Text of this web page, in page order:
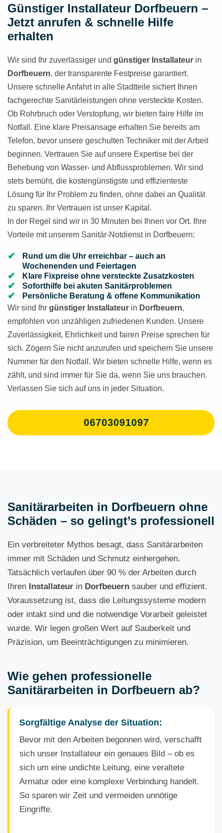
Günstiger Installateur Dorfbeuern –
Jetzt anrufen & schnelle Hilfe
erhalten
Wir sind Ihr zuverlässiger und günstiger Installateur in
Dorfbeuern, der transparente Festpreise garantiert.
Unsere schnelle Anfahrt in alle Stadtteile sichert Ihnen
fachgerechte Sanitärleistungen ohne versteckte Kosten.
Ob Rohrbruch oder Verstopfung, wir bieten faire Hilfe im
Notfall. Eine klare Preisansage erhalten Sie bereits am
Telefon, bevor unsere geschulten Techniker mit der Arbeit
beginnen. Vertrauen Sie auf unsere Expertise bei der
Behebung von Wasser- und Abflussproblemen. Wir sind
stets bemüht, die kostengünstigste und effizienteste
Lösung für Ihr Problem zu finden, ohne dabei an Qualität
zu sparen. Ihr Vertrauen ist unser Kapital.
In der Regel sind wir in 30 Minuten bei Ihnen vor Ort. Ihre
Vorteile mit unserem Sanitär-Notdienst in Dorfbeuern:
Rund um die Uhr erreichbar – auch an
Wochenenden und Feiertagen
Klare Fixpreise ohne versteckte Zusatzkosten
Soforthilfe bei akuten Sanitärproblemen
Persönliche Beratung & offene Kommunikation
Wir sind Ihr günstiger Installateur in Dorfbeuern,
empfohlen von unzähligen zufriedenen Kunden. Unsere
Zuverlässigkeit, Ehrlichkeit und fairen Preise sprechen für
sich. Zögern Sie nicht anzurufen und speichern Sie unsere
Nummer für den Notfall. Wir bieten schnelle Hilfe, wenn es
zählt, und sind immer für Sie da, wenn Sie uns brauchen.
Verlassen Sie sich auf uns in jeder Situation.
06703091097
Sanitärarbeiten in Dorfbeuern ohne
Schäden – so gelingt’s professionell
Ein verbreiteter Mythos besagt, dass Sanitärarbeiten
immer mit Schäden und Schmutz einhergehen.
Tatsächlich verlaufen über 90 % der Arbeiten durch
Ihren Installateur in Dorfbeuern sauber und effizient.
Voraussetzung ist, dass die Leitungssysteme modern
oder intakt sind und die notwendige Vorarbeit geleistet
wurde. Wir legen großen Wert auf Sauberkeit und
Präzision, um Beeinträchtigungen zu minimieren.
Wie gehen professionelle
Sanitärarbeiten in Dorfbeuern ab?
Sorgfältige Analyse der Situation:
Bevor mit den Arbeiten begonnen wird, verschafft
sich unser Installateur ein genaues Bild – ob es
sich um eine undichte Leitung, eine veraltete
Armatur oder eine komplexe Verbindung handelt.
So sparen wir Zeit und vermeiden unnötige
Eingriffe.